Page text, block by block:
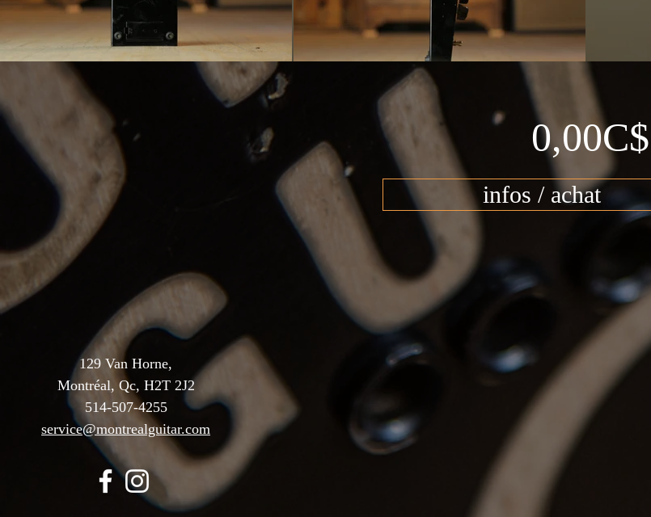
0,00C$
infos / achat
129 Van Horne,
Montréal, Qc, H2T 2J2
514-507-4255
service@montrealguitar.com